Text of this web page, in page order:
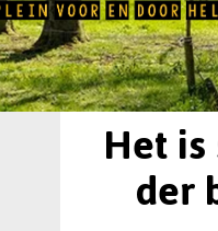
Het
der